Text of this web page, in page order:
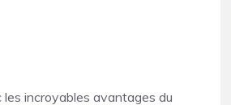
les incroyables avantages du